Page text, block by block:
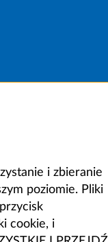
i zbieranie
poziomie. Pliki
cookie, i